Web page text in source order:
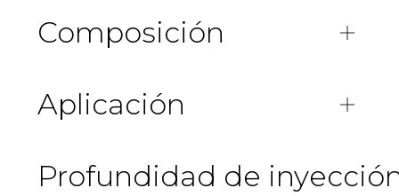
Composición
Aplicación
Profundidad de